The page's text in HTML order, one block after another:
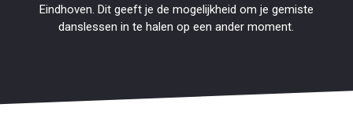
Eindhoven. Dit geeft je de mogelijkheid om je gemiste
danslessen in te halen op een ander moment.